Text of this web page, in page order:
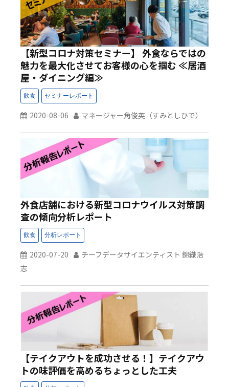
【新型コロナ対策セミナー】 外食ならではの
魅力を最大化させてお客様の心を掴む ≪居酒
屋・ダイニング編≫
2020-08-06 マネージャー角俊英（すみとしひで）
外食店舗における新型コロナウイルス対策調
査の傾向分析レポート
2020-07-20
チーフデータサイエンティスト 錦織浩
志
【テイクアウトを成功させる！】テイクアウ
トの味評価を高めるちょっとした工夫